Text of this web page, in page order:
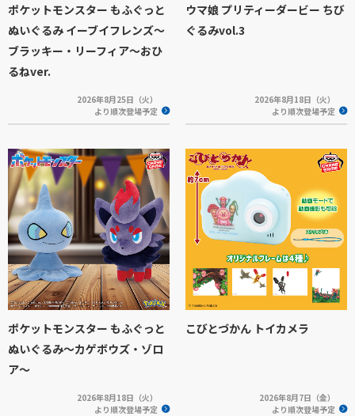
ポケットモンスター もふぐっと
ぬいぐるみ イーブイフレンズ～
ブラッキー・リーフィア～おひ
るねver.
2026年8月25日（火）
より順次登場予定
ウマ娘 プリティーダービー ちび
ぐるみvol.3
2026年8月18日（火）
より順次登場予定
ポケットモンスター もふぐっと
ぬいぐるみ～カゲボウズ・ゾロ
ア～
2026年8月18日（火）
より順次登場予定
こびとづかん トイカメラ
2026年8月7日（金）
より順次登場予定